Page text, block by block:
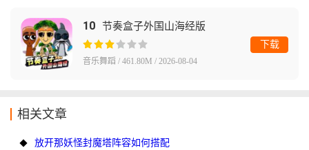
10 节奏盒子外国山海经版
音乐舞蹈 / 461.80M / 2026-08-04
下载
相关文章
放开那妖怪封魔塔阵容如何搭配